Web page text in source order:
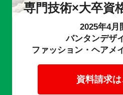
専門技術×大卒資
2025年4月
バンタンデザ
ファッション・ヘアメ
資料請求